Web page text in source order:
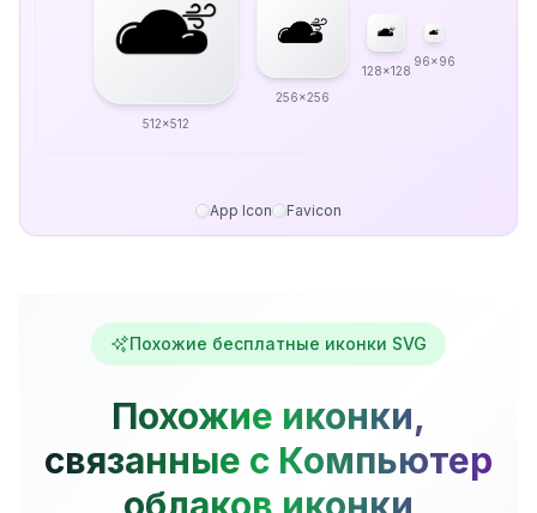
512x512
256x256
128x128
96x96
App Icon Favicon
Похожие бесплатные иконки SVG
Похожие иконки,
связанные с Компьютер